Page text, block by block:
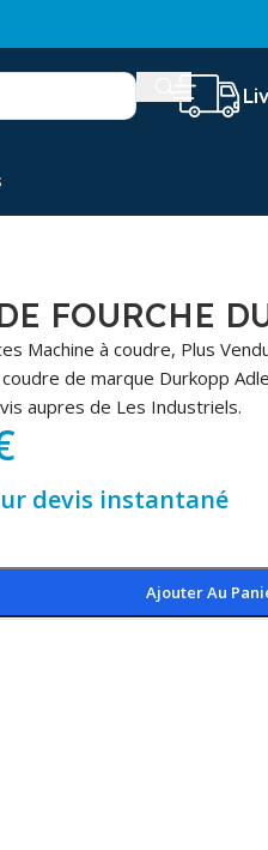
FOURCHE
Machine à coudre, Plus
coudre de marque Durkopp
aupres de Les Industriels.
devis instantané
Ajouter Au